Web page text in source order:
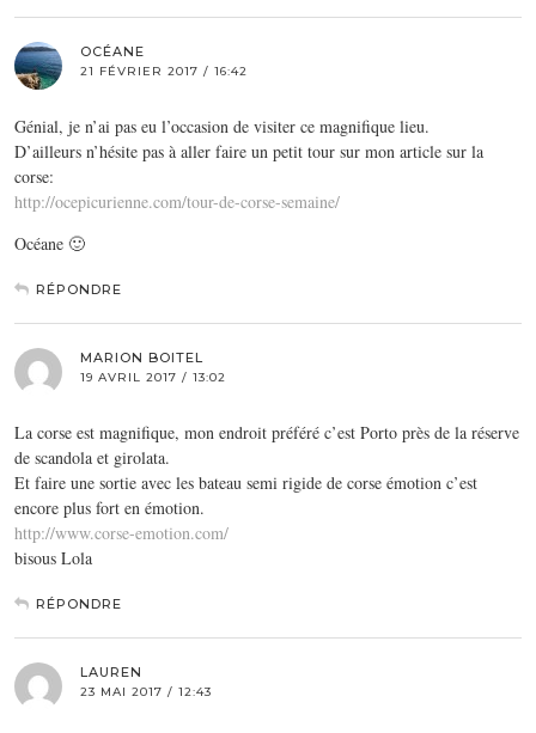
OCÉANE
21 FÉVRIER 2017 / 16:42
Génial, je n’ai pas eu l’occasion de visiter ce magnifique lieu.
D’ailleurs n’hésite pas à aller faire un petit tour sur mon article sur la
corse:
http://ocepicurienne.com/tour-de-corse-semaine/
Océane 🙂
RÉPONDRE
MARION BOITEL
19 AVRIL 2017 / 13:02
La corse est magnifique, mon endroit préféré c’est Porto près de la réserve
de scandola et girolata.
Et faire une sortie avec les bateau semi rigide de corse émotion c’est
encore plus fort en émotion.
http://www.corse-emotion.com/
bisous Lola
RÉPONDRE
LAUREN
23 MAI 2017 / 12:43